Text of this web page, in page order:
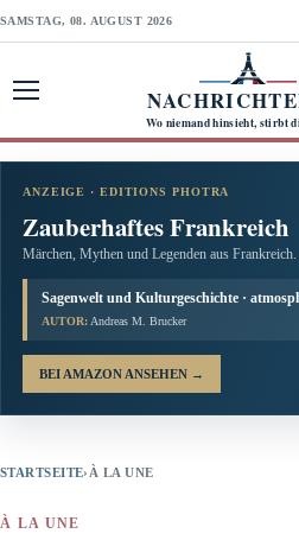
SAMSTAG, 08. AUGUST 2026
Wo niemand hinsieht, stirbt
ANZEIGE · EDITIONS PHOTRA
Zauberhaftes Frankreich
Märchen, Mythen und Legenden aus Frankreich.
Sagenwelt und Kulturgeschichte ·
AUTOR: Andreas M. Brucker
BEI AMAZON ANSEHEN →
STARTSEITE› À LA UNE
À LA UNE